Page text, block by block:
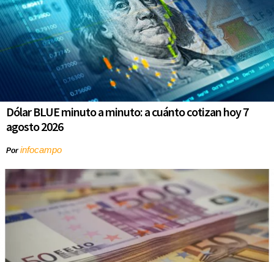
Dólar BLUE minuto a minuto: a cuánto cotizan hoy 7
agosto 2026
Porinfocampo